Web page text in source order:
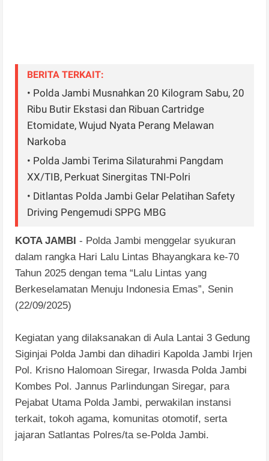
BERITA TERKAIT:
• Polda Jambi Musnahkan 20 Kilogram Sabu, 20
Ribu Butir Ekstasi dan Ribuan Cartridge
Etomidate, Wujud Nyata Perang Melawan
Narkoba
• Polda Jambi Terima Silaturahmi Pangdam
XX/TIB, Perkuat Sinergitas TNI-Polri
• Ditlantas Polda Jambi Gelar Pelatihan Safety
Driving Pengemudi SPPG MBG
KOTA JAMBI - Polda Jambi menggelar syukuran
dalam rangka Hari Lalu Lintas Bhayangkara ke-70
Tahun 2025 dengan tema “Lalu Lintas yang
Berkeselamatan Menuju Indonesia Emas”, Senin
(22/09/2025)
Kegiatan yang dilaksanakan di Aula Lantai 3 Gedung
Siginjai Polda Jambi dan dihadiri Kapolda Jambi Irjen
Pol. Krisno Halomoan Siregar, Irwasda Polda Jambi
Kombes Pol. Jannus Parlindungan Siregar, para
Pejabat Utama Polda Jambi, perwakilan instansi
terkait, tokoh agama, komunitas otomotif, serta
jajaran Satlantas Polres/ta se-Polda Jambi.